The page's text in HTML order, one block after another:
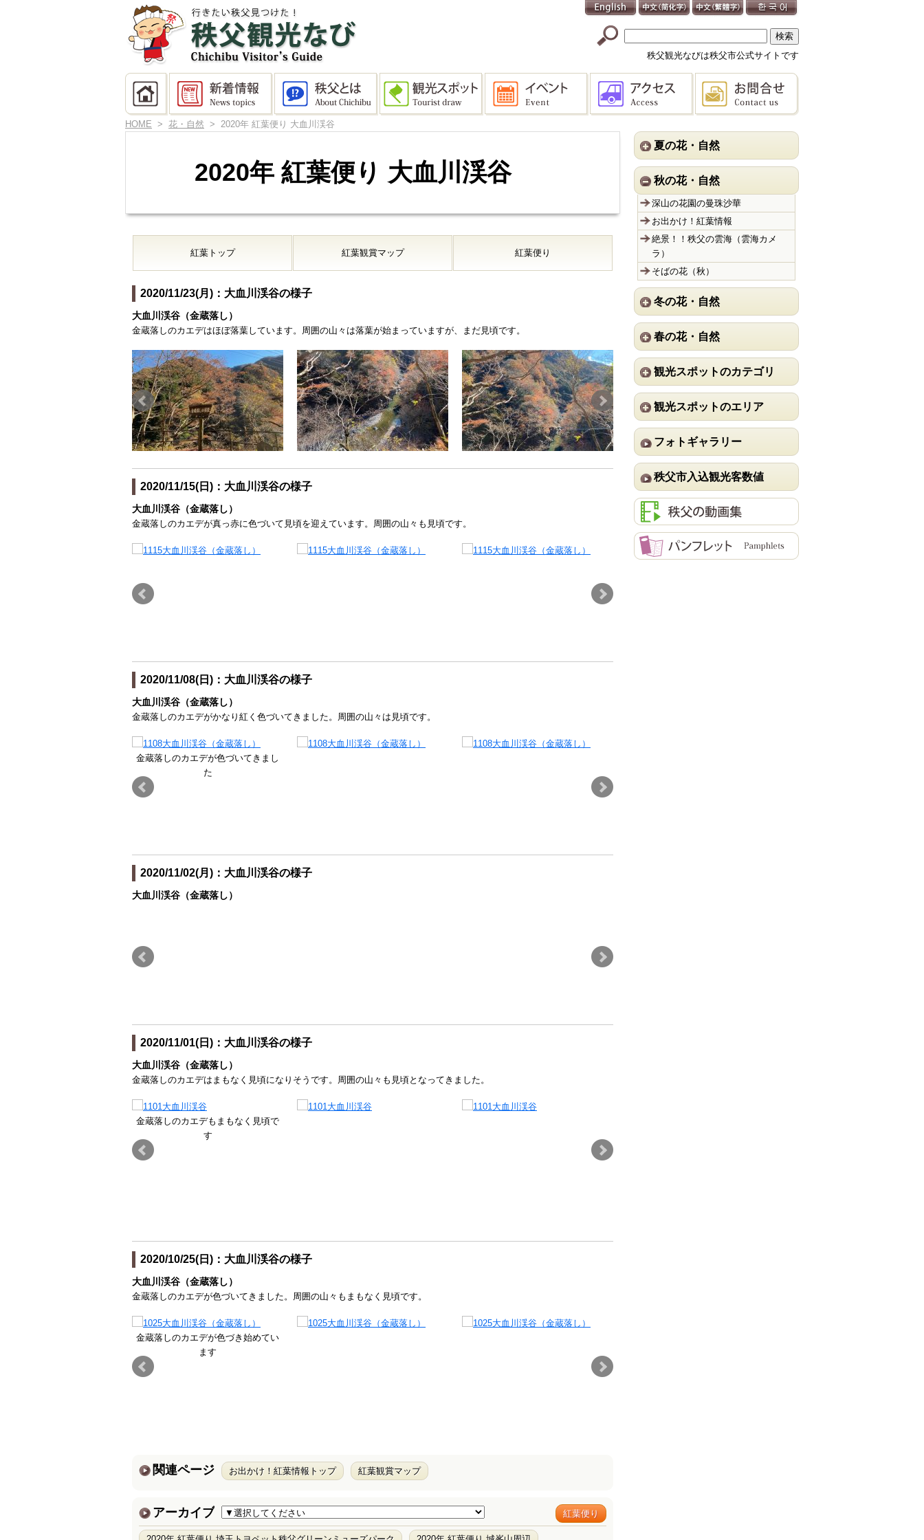
秩父観光なびは秩父市公式サイトです
HOME > 花・自然 > 2020年 紅葉便り 大血川渓谷
2020年 紅葉便り 大血川渓谷
紅葉トップ 紅葉観賞マップ 紅葉便り
2020/11/23(月)：大血川渓谷の様子
大血川渓谷（金蔵落し）
金蔵落しのカエデはほぼ落葉しています。周囲の山々は落葉が始まっていますが、まだ見頃です。
2020/11/15(日)：大血川渓谷の様子
大血川渓谷（金蔵落し）
金蔵落しのカエデが真っ赤に色づいて見頃を迎えています。周囲の山々も見頃です。
2020/11/08(日)：大血川渓谷の様子
大血川渓谷（金蔵落し）
金蔵落しのカエデがかなり紅く色づいてきました。周囲の山々は見頃です。
金蔵落しのカエデが色づいてきまし
た
2020/11/02(月)：大血川渓谷の様子
大血川渓谷（金蔵落し）
2020/11/01(日)：大血川渓谷の様子
大血川渓谷（金蔵落し）
金蔵落しのカエデはまもなく見頃になりそうです。周囲の山々も見頃となってきました。
金蔵落しのカエデもまもなく見頃で
す
2020/10/25(日)：大血川渓谷の様子
大血川渓谷（金蔵落し）
金蔵落しのカエデが色づいてきました。周囲の山々もまもなく見頃です。
金蔵落しのカエデが色づき始めてい
ます
関連ページ お出かけ！紅葉情報トップ 紅葉観賞マップ
アーカイブ 紅葉便り
夏の花・自然
秋の花・自然
深山の花園の曼珠沙華
お出かけ！紅葉情報
絶景！！秩父の雲海（雲海カメ
ラ）
そばの花（秋）
冬の花・自然
春の花・自然
観光スポットのカテゴリ
観光スポットのエリア
フォトギャラリー
秩父市入込観光客数値